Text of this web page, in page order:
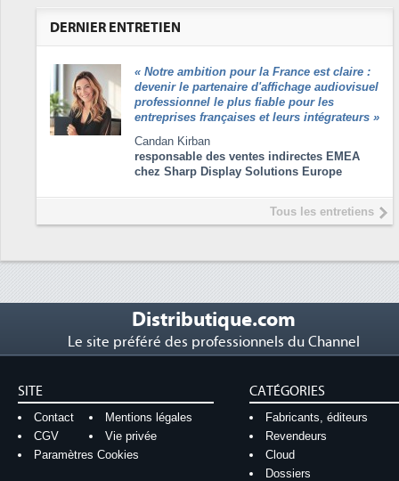
DERNIER ENTRETIEN
« Notre ambition pour la France est claire :
devenir le partenaire d'affichage audiovisuel
professionnel le plus fiable pour les
entreprises françaises et leurs intégrateurs »
Candan Kirban
responsable des ventes indirectes EMEA
chez Sharp Display Solutions Europe
Tous les entretiens
Distributique.com
Le site préféré des professionnels du Channel
SITE
Contact
Mentions légales
CGV
Vie privée
Paramètres Cookies
CATÉGORIES
Fabricants, éditeurs
Revendeurs
Cloud
Dossiers